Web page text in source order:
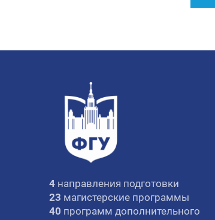
4 направления подготовки
23 магистерские программы
40 программ дополнительного